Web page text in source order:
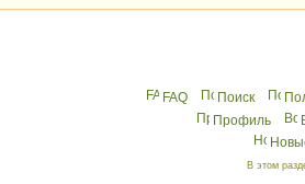
FAQ Поиск
Профиль
В этом